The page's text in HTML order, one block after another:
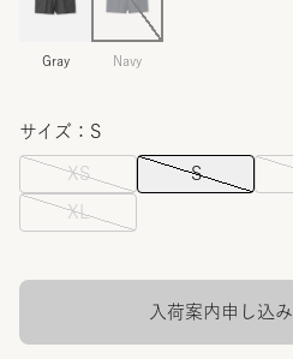
Gray Navy
サイズ：S
XS S
XL
入荷案内申し込み